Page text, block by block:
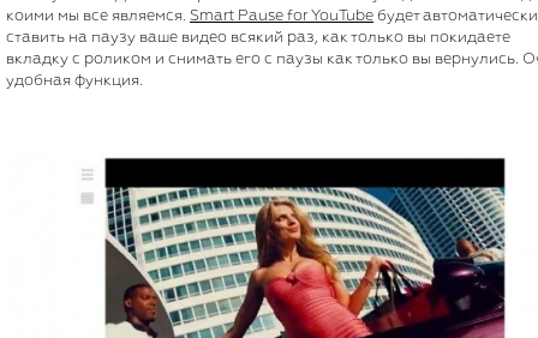
коими мы все являемся. Smart Pause for YouTube будет автоматически
ставить на паузу ваше видео всякий раз, как только вы покидаете
вкладку с роликом и снимать его с паузы как только вы вернулись.
удобная функция.